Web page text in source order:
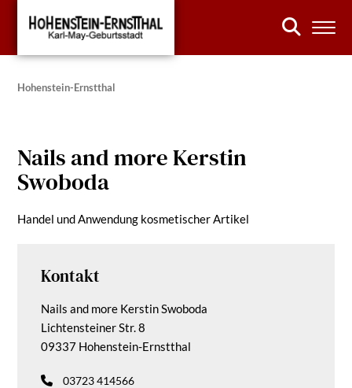
Hohenstein-Ernstthal
Nails and more Kerstin
Swoboda
Handel und Anwendung kosmetischer Artikel
Kontakt
Nails and more Kerstin Swoboda
Lichtensteiner Str. 8
09337 Hohenstein-Ernstthal
03723 414566